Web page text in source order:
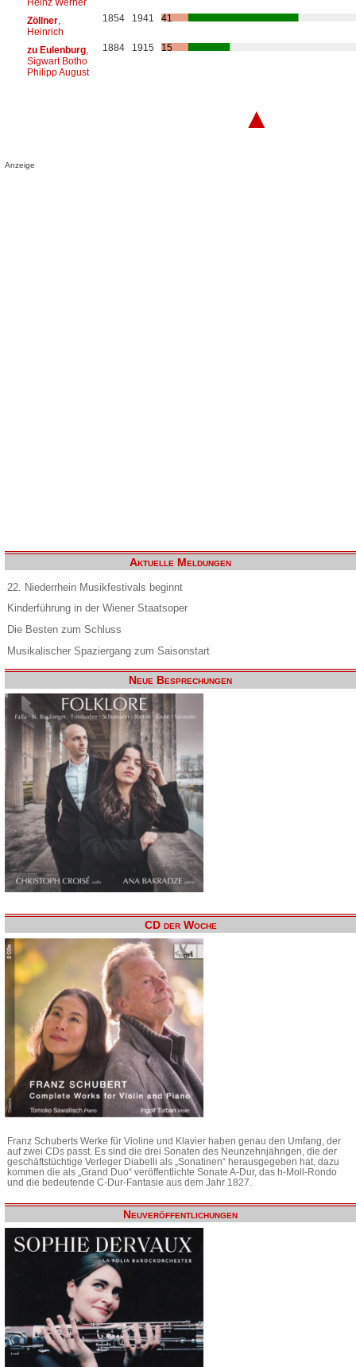
Zöllner,
Heinrich
1854 1941 41
zu Eulenburg,
Sigwart Botho
Philipp August
1884 1915 15
▲
Anzeige
Aktuelle Meldungen
22. Niederrhein Musikfestivals beginnt
Kinderführung in der Wiener Staatsoper
Die Besten zum Schluss
Musikalischer Spaziergang zum Saisonstart
Neue Besprechungen
CD der Woche
Franz Schuberts Werke für Violine und Klavier haben genau den Umfang, der
auf zwei CDs passt. Es sind die drei Sonaten des Neunzehnjährigen, die der
geschäftstüchtige Verleger Diabelli als „Sonatinen“ herausgegeben hat, dazu
kommen die als „Grand Duo“ veröffentlichte Sonate A-Dur, das h-Moll-Rondo
und die bedeutende C-Dur-Fantasie aus dem Jahr 1827.
Neuveröffentlichungen